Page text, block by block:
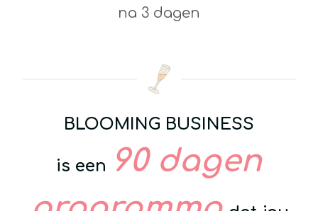
na 3 dagen
BLOOMING BUSINESS
is een
90 dagen